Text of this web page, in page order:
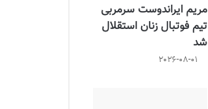
مریم ایراندوست سرمربی
تیم فوتبال زنان استقلال
شد
2026-08-01